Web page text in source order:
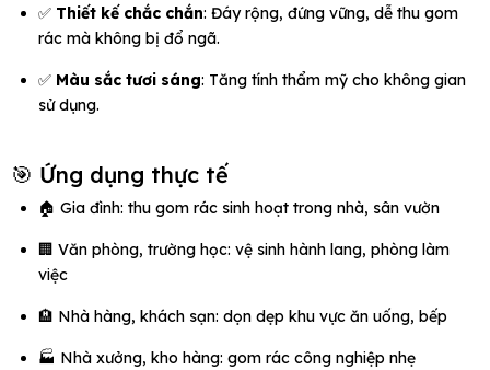
✅ Thiết kế chắc chắn: Đáy rộng, đứng vững, dễ thu gom
rác mà không bị đổ ngã.
✅ Màu sắc tươi sáng: Tăng tính thẩm mỹ cho không gian
sử dụng.
🎯 Ứng dụng thực tế
🏠 Gia đình: thu gom rác sinh hoạt trong nhà, sân vườn
🏢 Văn phòng, trường học: vệ sinh hành lang, phòng làm
việc
🏨 Nhà hàng, khách sạn: dọn dẹp khu vực ăn uống, bếp
🏭 Nhà xưởng, kho hàng: gom rác công nghiệp nhẹ